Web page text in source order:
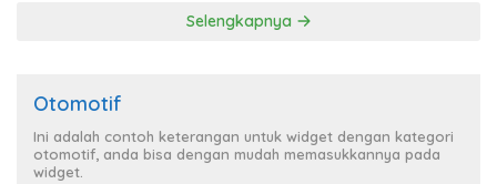
Selengkapnya
Otomotif
Ini adalah contoh keterangan untuk widget dengan kategori
otomotif, anda bisa dengan mudah memasukkannya pada
widget.